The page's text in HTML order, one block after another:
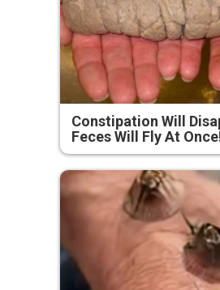
Constipation Will
Feces Will Fly At